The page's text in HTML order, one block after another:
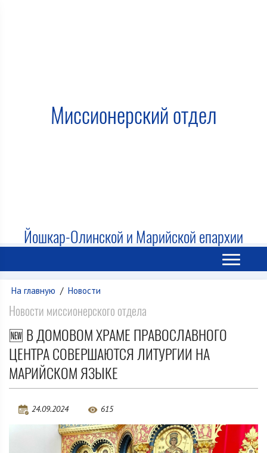
Миссионерский отдел
Йошкар-Олинской и Марийской епархии
На главную / Новости
Новости миссионерского отдела
🆕 В ДОМОВОМ ХРАМЕ ПРАВОСЛАВНОГО
ЦЕНТРА СОВЕРШАЮТСЯ ЛИТУРГИИ НА
МАРИЙСКОМ ЯЗЫКЕ
24.09.2024 615